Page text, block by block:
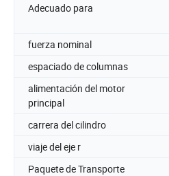
Adecuado para
fuerza nominal
espaciado de columnas
alimentación del motor
principal
carrera del cilindro
viaje del eje r
Paquete de Transporte